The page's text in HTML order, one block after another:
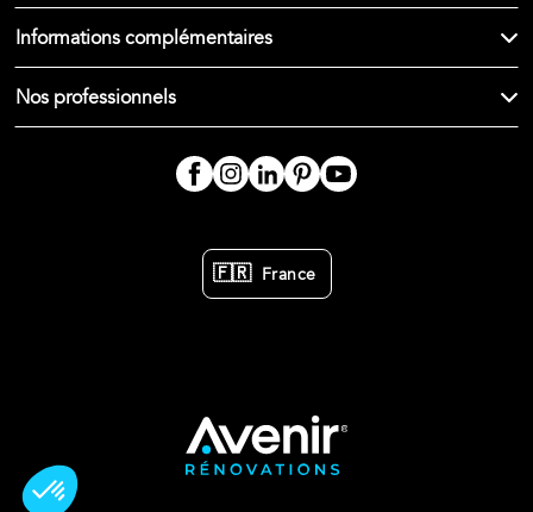
Informations complémentaires
Nos professionnels
🇫🇷 France